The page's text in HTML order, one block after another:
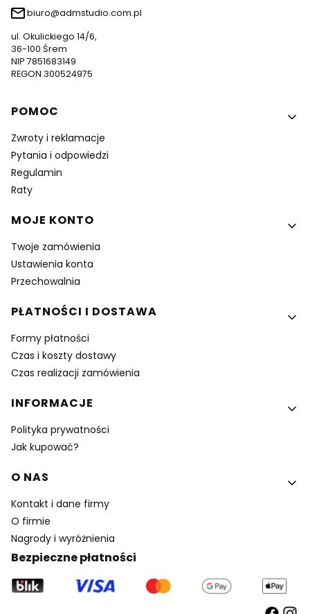
biuro@admstudio.com.pl
ul. Okulickiego 14/6,
36-100 Śrem
NIP 7851683149
REGON 300524975
Linki w stopce
POMOC
Zwroty i reklamacje
Pytania i odpowiedzi
Regulamin
Raty
MOJE KONTO
Twoje zamówienia
Ustawienia konta
Przechowalnia
PŁATNOŚCI I DOSTAWA
Formy płatności
Czas i koszty dostawy
Czas realizacji zamówienia
INFORMACJE
Polityka prywatności
Jak kupować?
O NAS
Kontakt i dane firmy
O firmie
Nagrody i wyróżnienia
Bezpieczne płatności